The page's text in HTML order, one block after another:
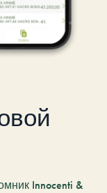
Innocenti &